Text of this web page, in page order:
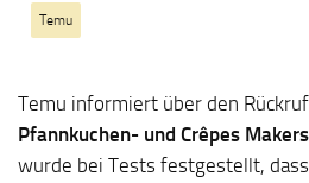
Temu
Temu informiert über den
Pfannkuchen- und Crêpes
wurde bei Tests festgestellt,